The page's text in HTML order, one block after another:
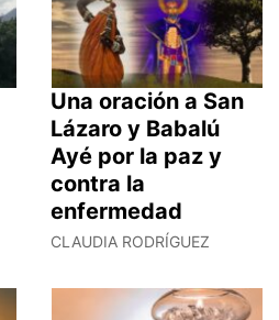
Una oración a San
Lázaro y Babalú
Ayé por la paz y
contra la
enfermedad
CLAUDIA RODRÍGUEZ